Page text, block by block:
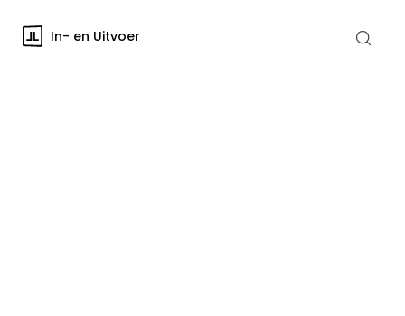
In- en Uitvoer